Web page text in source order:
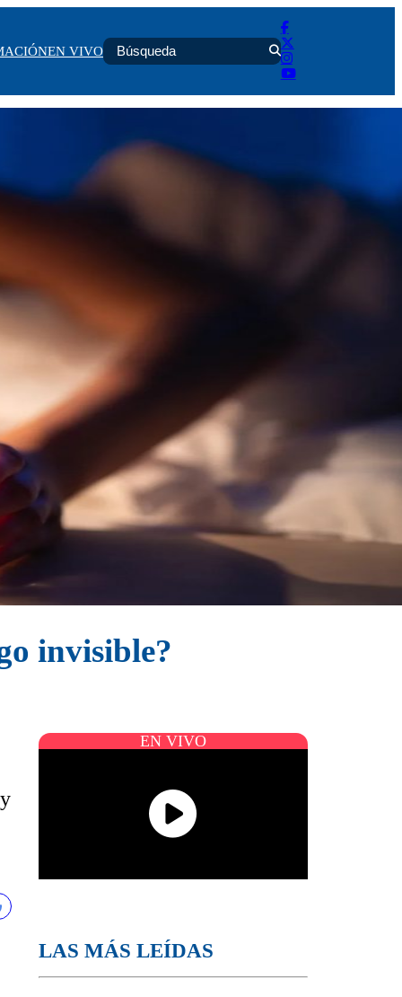
EN VIVO
invisible?
EN VIVO
LAS MÁS LEÍDAS